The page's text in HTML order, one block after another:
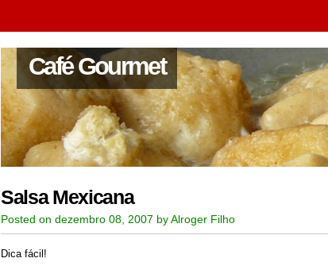
Café Gourmet
Salsa Mexicana
Posted on dezembro 08, 2007 by Alroger Filho
Dica fácil!